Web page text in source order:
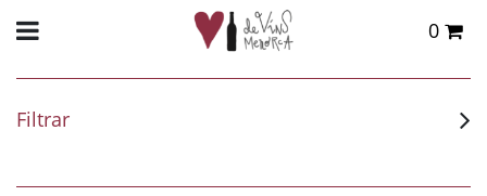
0
Filtrar